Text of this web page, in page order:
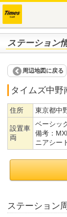
ステーション
周辺地図に戻る
タイムズ中野
住所 東京都中
設置車
両
ベーシッ
備考：
ニアシー
ステーション